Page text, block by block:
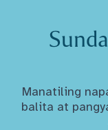
Manatiling
balita at